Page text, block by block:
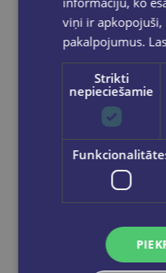
viņi ir
pakalpojumus.
Strikti
nepieciešamie